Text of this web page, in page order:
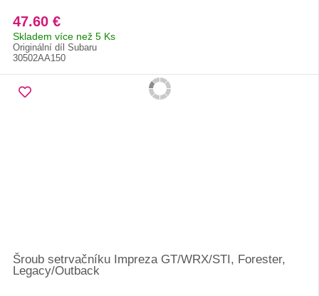
47.60 €
Skladem více než 5 Ks
Originální díl Subaru
30502AA150
Šroub setrvačníku Impreza GT/WRX/STI, Forester,
Legacy/Outback